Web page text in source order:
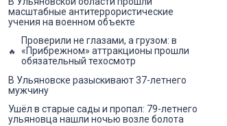
масштабные антитеррористические
учения на военном объекте
Проверили не глазами, а грузом: в
«Прибрежном» аттракционы прошли
обязательный техосмотр
В Ульяновске разыскивают 37-летнего
мужчину
Ушёл в старые сады и пропал: 79-летнего
ульяновца нашли ночью возле болота